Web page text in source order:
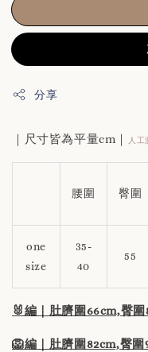
分享
｜尺寸皆為平量cm｜ 人
腰圍 臀圍
one
size
35-
40
55
🐰編｜肚臍圍66cm,臀
🦁編｜肚臍圍82cm,臀